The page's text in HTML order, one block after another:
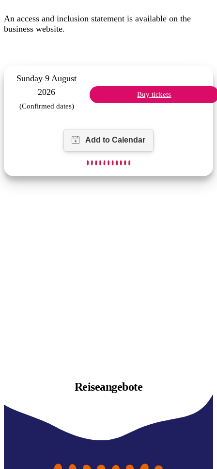
An access and inclusion statement is available on the
business website.
Sunday 9 August
2026
(Confirmed dates)
Buy tickets
Reiseangebote